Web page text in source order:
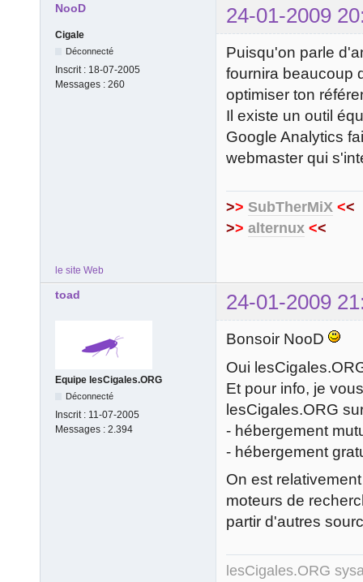
NooD 24-01-2009
Cigale
Déconnecté
Inscrit : 18-07-2005
Messages : 260
Puisqu'on parle
fournira beaucoup
optimiser ton
Il existe un outil
Google Analytics
webmaster qui
>> SubTherMiX <<
>> alternux <<
le site Web
toad 24-01-2009
Equipe lesCigales.ORG
Déconnecté
Inscrit : 11-07-2005
Messages : 2.394
Bonsoir NooD
Oui
Et pour info, je
lesCigales.ORG
- hébergement
- hébergement
On est
moteurs de
partir d'autres
lesCigales.ORG